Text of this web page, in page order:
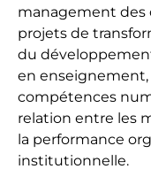
management des
projets de
du
en
compétences
relation entre les
la performance
institutionnelle.